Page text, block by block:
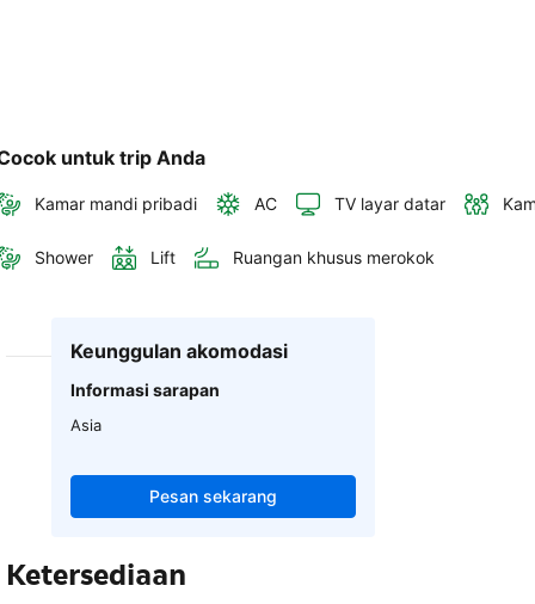
untuk trip Anda
Kamar mandi pribadi AC TV layar datar
Shower Lift Ruangan khusus merokok
Keunggulan akomodasi
Informasi sarapan
Asia
Pesan sekarang
Ketersediaan